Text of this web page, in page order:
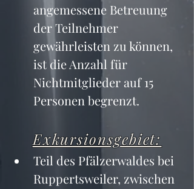
angemessene Betreuung
der Teilnehmer
gewährleisten zu können,
ist die Anzahl für
Nichtmitglieder auf 15
Personen begrenzt.
Exkursionsgebiet:
Teil des Pfälzerwaldes bei
Ruppertsweiler, zwischen